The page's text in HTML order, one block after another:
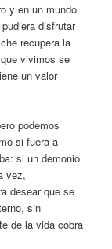
y en un mundo
disfrutar
recupera la
vivimos se
un valor
podemos
si fuera a
si un demonio
vez,
desear que se
sin
de la vida cobra